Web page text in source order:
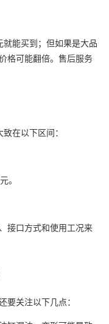
能买到；但如果是大品
格可能翻倍。售后服务
在以下区间：
。
接口方式和使用工况来
关注以下几点：